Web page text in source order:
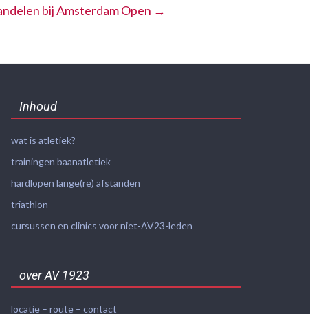
bij Amsterdam Open →
Inhoud
wat is atletiek?
trainingen baanatletiek
hardlopen lange(re) afstanden
triathlon
cursussen en clinics voor niet-AV23-leden
over AV 1923
locatie – route – contact